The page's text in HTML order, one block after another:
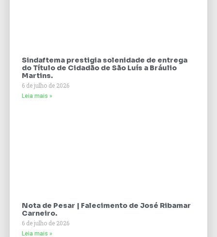
Sindaftema prestigia solenidade de entrega
do Título de Cidadão de São Luís a Bráulio
Martins.
6 de julho de 2026
Leia mais »
Nota de Pesar | Falecimento de José Ribamar
Carneiro.
6 de julho de 2026
Leia mais »